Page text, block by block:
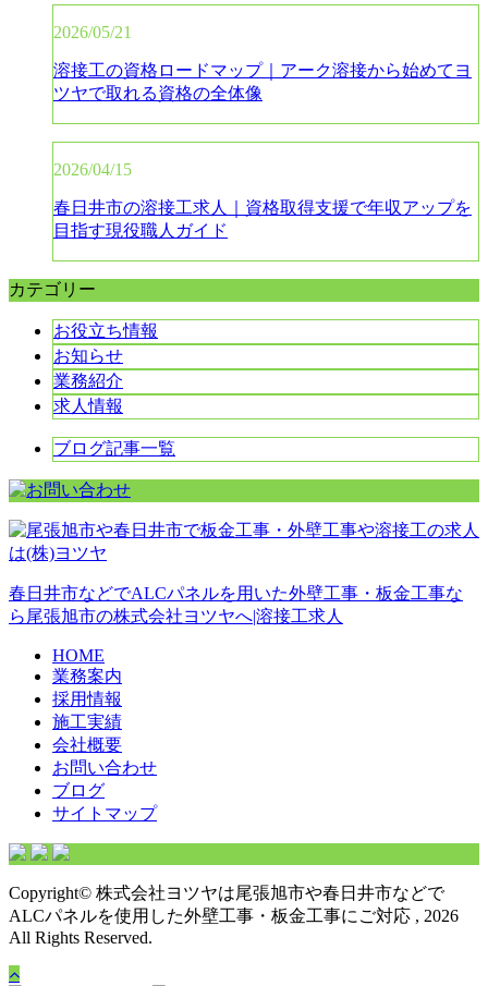
2026/05/21
溶接工の資格ロードマップ｜アーク溶接から始めてヨ
ツヤで取れる資格の全体像
2026/04/15
春日井市の溶接工求人｜資格取得支援で年収アップを
目指す現役職人ガイド
カテゴリー
お役立ち情報
お知らせ
業務紹介
求人情報
ブログ記事一覧
春日井市などでALCパネルを用いた外壁工事・板金工事な
ら尾張旭市の株式会社ヨツヤへ|溶接工求人
HOME
業務案内
採用情報
施工実績
会社概要
お問い合わせ
ブログ
サイトマップ
Copyright© 株式会社ヨツヤは尾張旭市や春日井市などで
ALCパネルを使用した外壁工事・板金工事にご対応 , 2026
All Rights Reserved.